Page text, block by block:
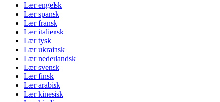
Lær engelsk
Lær spansk
Lær fransk
Lær italiensk
Lær tysk
Lær ukrainsk
Lær nederlandsk
Lær svensk
Lær finsk
Lær arabisk
Lær kinesisk